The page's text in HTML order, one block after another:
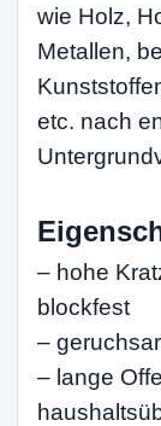
wie Holz,
Metallen,
etc. nach
– hohe
blockfest
–
– lange